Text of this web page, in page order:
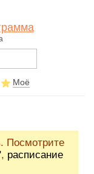
Моё
Посмотрите
, расписание